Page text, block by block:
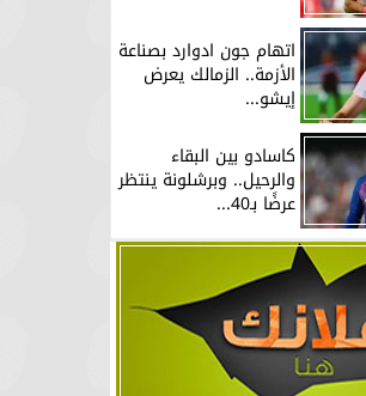
اتهام جون ادوارد بصناعة
الأزمة.. الزمالك يعرض
إيشو...
كاسادو بين البقاء
والرحيل.. وبرشلونة ينتظر
عرضًا بـ40...